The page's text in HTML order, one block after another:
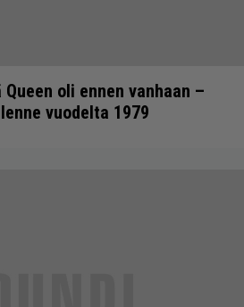
oli ennen vanhaan –
vuodelta 1979